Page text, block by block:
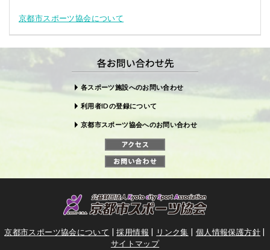
京都市スポーツ協会について
各スポーツ施設へのお問い合わせ
利用者IDの登録について
京都市スポーツ協会へのお問い合わせ
京都市スポーツ協会について 採用情報 リンク集 個人情報保護方針
サイトマップ